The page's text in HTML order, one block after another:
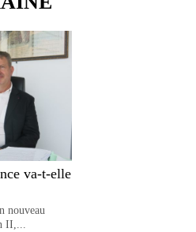
va-t-elle
nouveau
II,...